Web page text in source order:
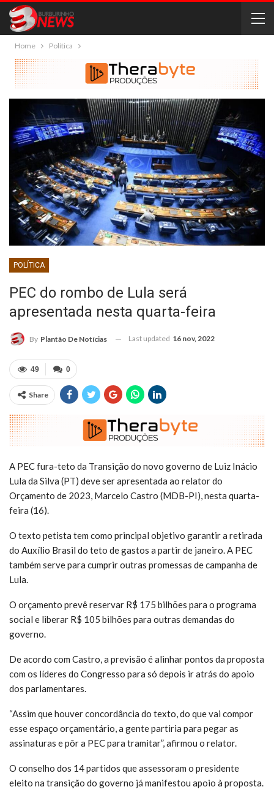
Home Política
POLÍTICA
PEC do rombo de Lula será
apresentada nesta quarta-feira
By Plantão De Notícias Last updated 16 nov, 2022
0
49
Share
A PEC fura-teto da Transição do novo governo de Luiz Inácio
Lula da Silva (PT) deve ser apresentada ao relator do
Orçamento de 2023, Marcelo Castro (MDB-PI), nesta quarta-
feira (16).
O texto petista tem como principal objetivo garantir a retirada
do Auxílio Brasil do teto de gastos a partir de janeiro. A PEC
também serve para cumprir outras promessas de campanha de
Lula.
O orçamento prevê reservar R$ 175 bilhões para o programa
social e liberar R$ 105 bilhões para outras demandas do
governo.
De acordo com Castro, a previsão é alinhar pontos da proposta
com os líderes do Congresso para só depois ir atrás do apoio
dos parlamentares.
“Assim que houver concordância do texto, do que vai compor
esse espaço orçamentário, a gente partiria para pegar as
assinaturas e pôr a PEC para tramitar”, afirmou o relator.
O conselho dos 14 partidos que assessoram o presidente
eleito na transição do governo já manifestou apoio à proposta.